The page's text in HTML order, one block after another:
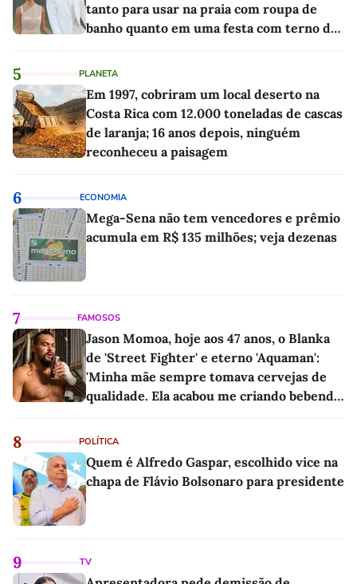
tanto para usar na praia com roupa de
banho quanto em uma festa com terno de
5 PLANETA
Em 1997, cobriram um local deserto na
Costa Rica com 12.000 toneladas de cascas
de laranja; 16 anos depois, ninguém
reconheceu a paisagem
6 ECONOMIA
Mega-Sena não tem vencedores e prêmio
acumula em R$ 135 milhões; veja dezenas
7 FAMOSOS
Jason Momoa, hoje aos 47 anos, o Blanka
de 'Street Fighter' e eterno 'Aquaman':
'Minha mãe sempre tomava cervejas de
qualidade. Ela acabou me criando bebendo
8 POLÍTICA
Quem é Alfredo Gaspar, escolhido vice na
chapa de Flávio Bolsonaro para presidente
9 TV